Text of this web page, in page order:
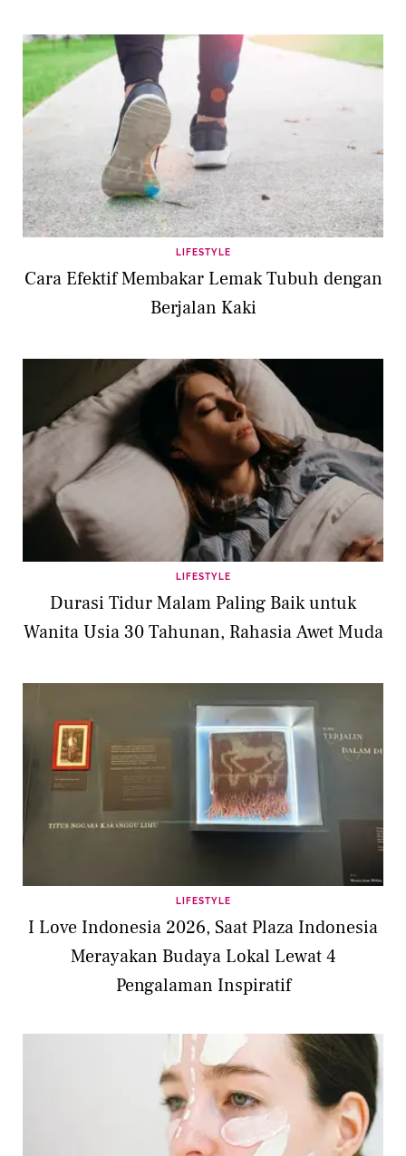
LIFESTYLE
Cara Efektif Membakar Lemak Tubuh dengan
Berjalan Kaki
LIFESTYLE
Durasi Tidur Malam Paling Baik untuk
Wanita Usia 30 Tahunan, Rahasia Awet Muda
LIFESTYLE
I Love Indonesia 2026, Saat Plaza Indonesia
Merayakan Budaya Lokal Lewat 4
Pengalaman Inspiratif